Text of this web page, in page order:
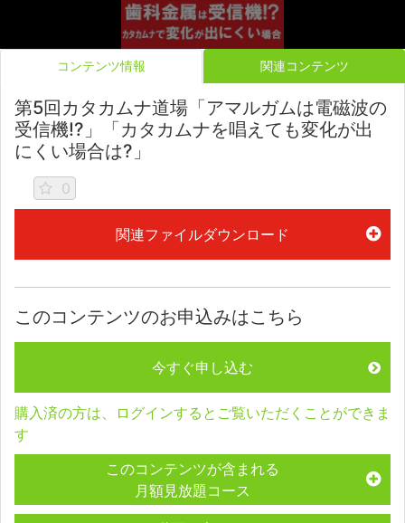
コンテンツ情報 関連コンテンツ
第5回カタカムナ道場「アマルガムは電磁波の
受信機!?」「カタカムナを唱えても変化が出
にくい場合は?」
0
関連ファイルダウンロード
このコンテンツのお申込みはこちら
今すぐ申し込む
購入済の方は、ログインするとご覧いただくことができま
す
このコンテンツが含まれる
月額見放題コース